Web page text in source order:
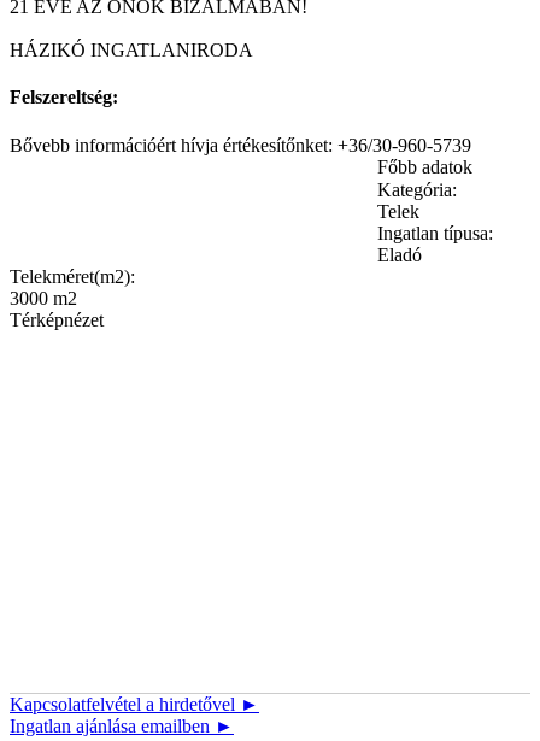
21 ÉVE AZ ÖNÖK BIZALMÁBAN!
HÁZIKÓ INGATLANIRODA
Felszereltség:
Bővebb információért hívja értékesítőnket: +36/30-960-5739
Főbb adatok
Kategória:
Telek
Ingatlan típusa:
Eladó
Telekméret(m2):
3000 m2
Térképnézet
Kapcsolatfelvétel a hirdetővel ►
Ingatlan ajánlása emailben ►